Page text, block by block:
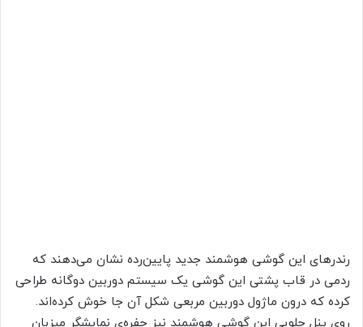
رندرهای این گوشی هوشمند جدید پایین‌رده نشان می‌دهند که
ردمی در قاب پشتی این گوشی یک سیستم دوربین دوگانه طراحی
کرده که درون ماژول دوربین مربعی شکل آن جا خوش کرده‌اند.